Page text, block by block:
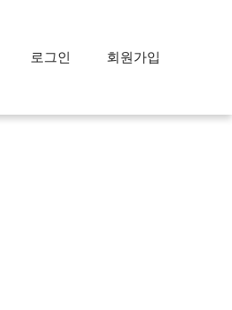
로그인 회원가입